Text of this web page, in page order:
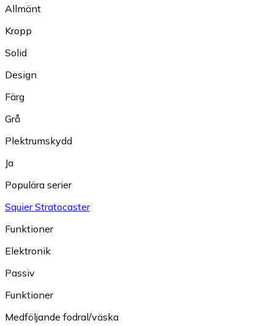
Allmänt
Kropp
Solid
Design
Färg
Grå
Plektrumskydd
Ja
Populära serier
Squier Stratocaster
Funktioner
Elektronik
Passiv
Funktioner
Medföljande fodral/väska